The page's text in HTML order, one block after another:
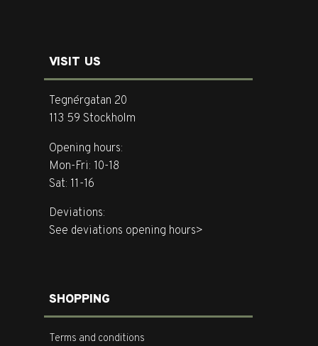
VISIT US
Tegnérgatan 20
113 59 Stockholm
Opening hours:
Mon-Fri: 10-18
Sat: 11-16
Deviations:
See deviations opening hours>
SHOPPING
Terms and conditions